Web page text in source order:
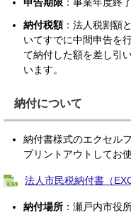
納付税額：法人税割額
いてすでに中間申告を
て納付した額を差し引
います。
納付について
納付書様式のエクセル
プリントアウトしてお
法人市民税納付書（
納付場所 ：瀬戸内市役